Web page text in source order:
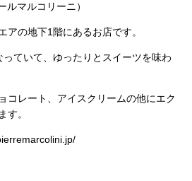
マルコリーニ）
アの地下1階にあるお店です。
ていて、ゆったりとスイーツを味わ
コレート、アイスクリームの他にエク
す。